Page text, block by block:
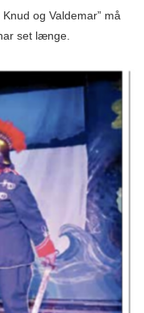
og Valdemar” må
set længe.